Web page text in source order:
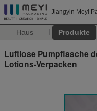
Jiangyin Meyi
Haus Produkte
Luftlose Pumpflasche
Lotions-Verpacken